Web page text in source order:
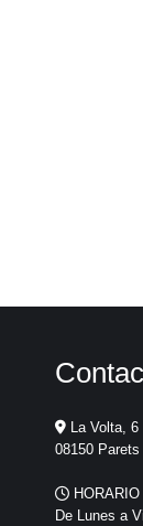
La Volta, 6
08150
HORARIO
De Lunes a